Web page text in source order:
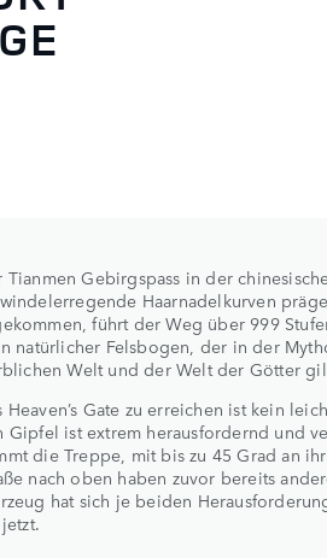
Tianmen Gebirgspass in der
Haarnadelkurven
führt der Weg über 999
natürlicher Felsbogen, der in der
Welt und der Welt der Götter
Heaven’s Gate zu erreichen ist kein
Gipfel ist extrem herausfordernd und
die Treppe, mit bis zu 45 Grad an
nach oben haben zuvor bereits
hat sich je beiden